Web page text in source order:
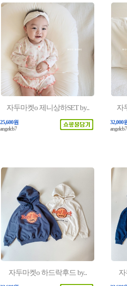
자두마켓o 제니상하SET by..
25,600원
angelcb7
자
32,000
angelcb7
자두마켓o 하드락후드 by.. 자